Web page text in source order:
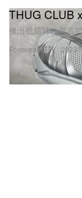
Footwear 球鞋
THUG CLUB
推出低筒球鞋與高
2023